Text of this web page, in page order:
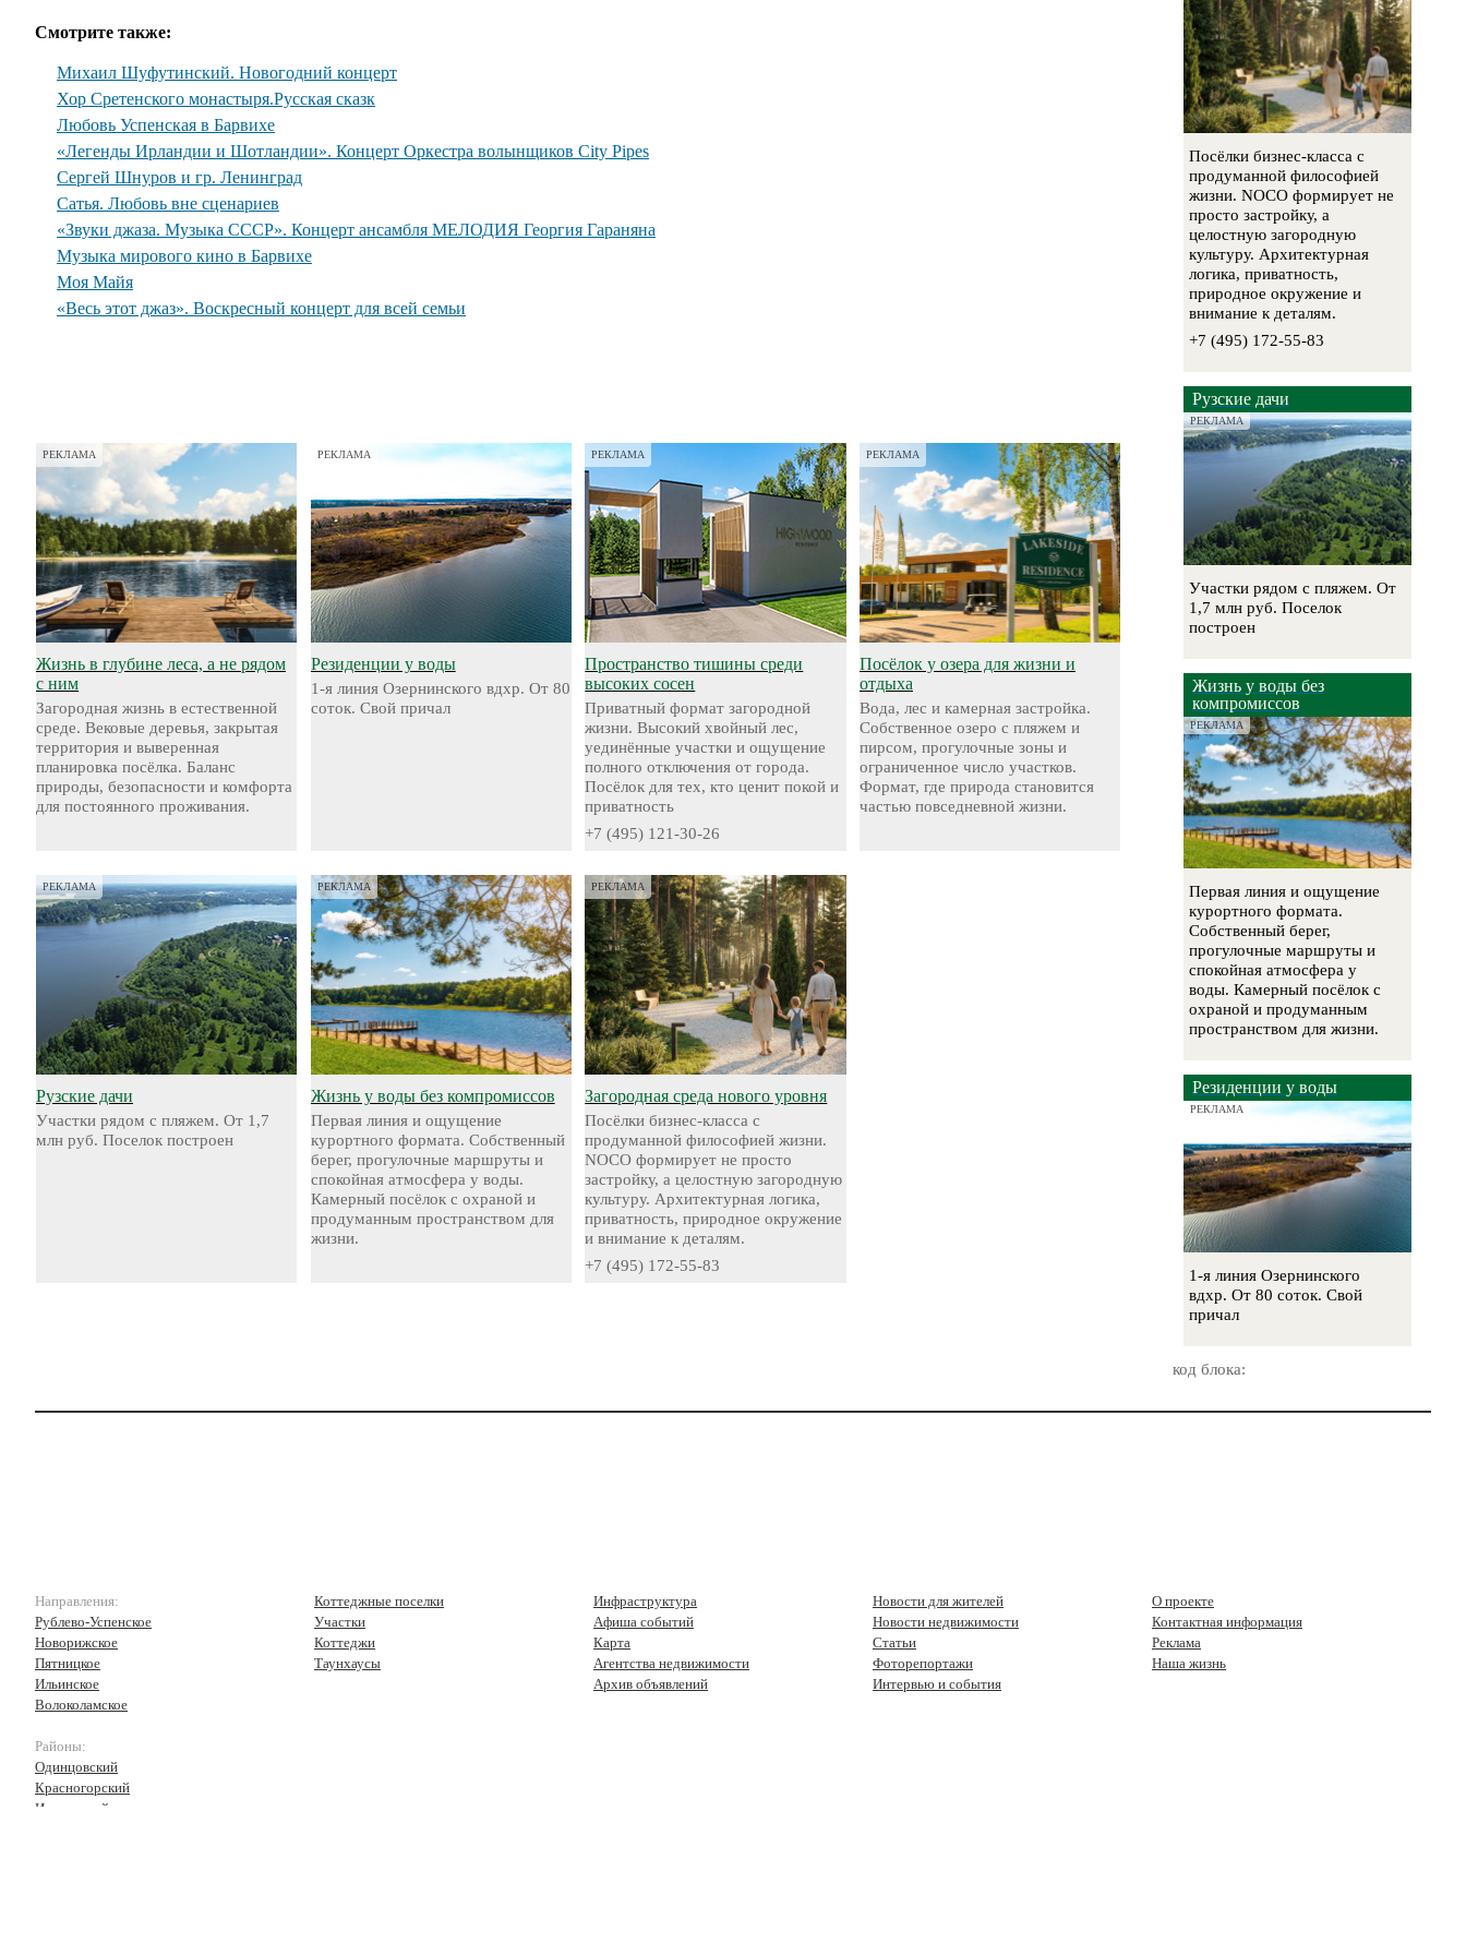
Смотрите также:
Михаил Шуфутинский. Новогодний концерт
Хор Сретенского монастыря.Русская сказк
Любовь Успенская в Барвихе
«Легенды Ирландии и Шотландии». Концерт Оркестра волынщиков City Pipes
Сергей Шнуров и гр. Ленинград
Сатья. Любовь вне сценариев
«Звуки джаза. Музыка СССР». Концерт ансамбля МЕЛОДИЯ Георгия Гараняна
Музыка мирового кино в Барвихе
Моя Майя
«Весь этот джаз». Воскресный концерт для всей семьи
РЕКЛАМА
Жизнь в глубине леса, а не рядом
с ним
Загородная жизнь в естественной
среде. Вековые деревья, закрытая
территория и выверенная
планировка посёлка. Баланс
природы, безопасности и комфорта
для постоянного проживания.
РЕКЛАМА
Резиденции у воды
1-я линия Озернинского вдхр. От 80
соток. Свой причал
РЕКЛАМА
Пространство тишины среди
высоких сосен
Приватный формат загородной
жизни. Высокий хвойный лес,
уединённые участки и ощущение
полного отключения от города.
Посёлок для тех, кто ценит покой и
приватность
+7 (495) 121-30-26
РЕКЛАМА
Посёлок у озера для жизни и
отдыха
Вода, лес и камерная застройка.
Собственное озеро с пляжем и
пирсом, прогулочные зоны и
ограниченное число участков.
Формат, где природа становится
частью повседневной жизни.
РЕКЛАМА
Рузские дачи
Участки рядом с пляжем. От 1,7
млн руб. Поселок построен
РЕКЛАМА
Жизнь у воды без компромиссов
Первая линия и ощущение
курортного формата. Собственный
берег, прогулочные маршруты и
спокойная атмосфера у воды.
Камерный посёлок с охраной и
продуманным пространством для
жизни.
РЕКЛАМА
Загородная среда нового уровня
Посёлки бизнес-класса с
продуманной философией жизни.
NOCO формирует не просто
застройку, а целостную загородную
культуру. Архитектурная логика,
приватность, природное окружение
и внимание к деталям.
+7 (495) 172-55-83
Посёлки бизнес-класса с
продуманной философией
жизни. NOCO формирует не
просто застройку, а
целостную загородную
культуру. Архитектурная
логика, приватность,
природное окружение и
внимание к деталям.
+7 (495) 172-55-83
Рузские дачи
РЕКЛАМА
Участки рядом с пляжем. От
1,7 млн руб. Поселок
построен
Жизнь у воды без
компромиссов
РЕКЛАМА
Первая линия и ощущение
курортного формата.
Собственный берег,
прогулочные маршруты и
спокойная атмосфера у
воды. Камерный посёлок с
охраной и продуманным
пространством для жизни.
Резиденции у воды
РЕКЛАМА
1-я линия Озернинского
вдхр. От 80 соток. Свой
причал
код блока:
Направления:
Рублево-Успенское
Новорижское
Пятницкое
Ильинское
Волоколамское
Районы:
Одинцовский
Красногорский
Истринский
Коттеджные поселки
Участки
Коттеджи
Таунхаусы
Инфраструктура
Афиша событий
Карта
Агентства недвижимости
Архив объявлений
Новости для жителей
Новости недвижимости
Статьи
Фоторепортажи
Интервью и события
О проекте
Контактная информация
Реклама
Наша жизнь